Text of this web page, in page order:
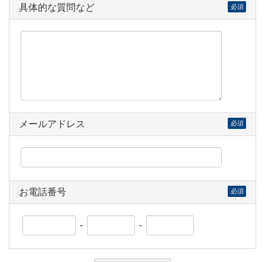
具体的な質問など 必須
メールアドレス 必須
お電話番号 必須
- -